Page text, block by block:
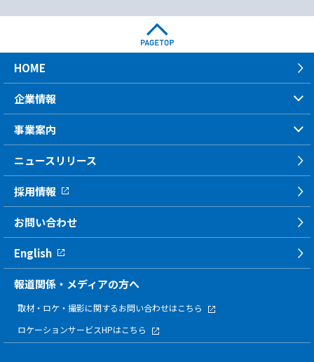
HOME
企業情報
事業案内
ニュースリリース
採用情報
お問い合わせ
English
報道関係・メディアの方へ
取材・ロケ・撮影に関するお問い合わせはこちら
ロケーションサービスHPはこちら